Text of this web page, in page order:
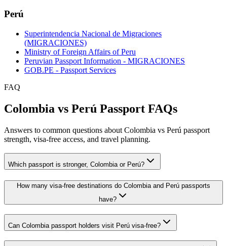
Perú
Superintendencia Nacional de Migraciones
(MIGRACIONES)
Ministry of Foreign Affairs of Peru
Peruvian Passport Information - MIGRACIONES
GOB.PE - Passport Services
FAQ
Colombia vs Perú Passport FAQs
Answers to common questions about Colombia vs Perú passport
strength, visa-free access, and travel planning.
Which passport is stronger, Colombia or Perú?
How many visa-free destinations do Colombia and Perú passports
have?
Can Colombia passport holders visit Perú visa-free?